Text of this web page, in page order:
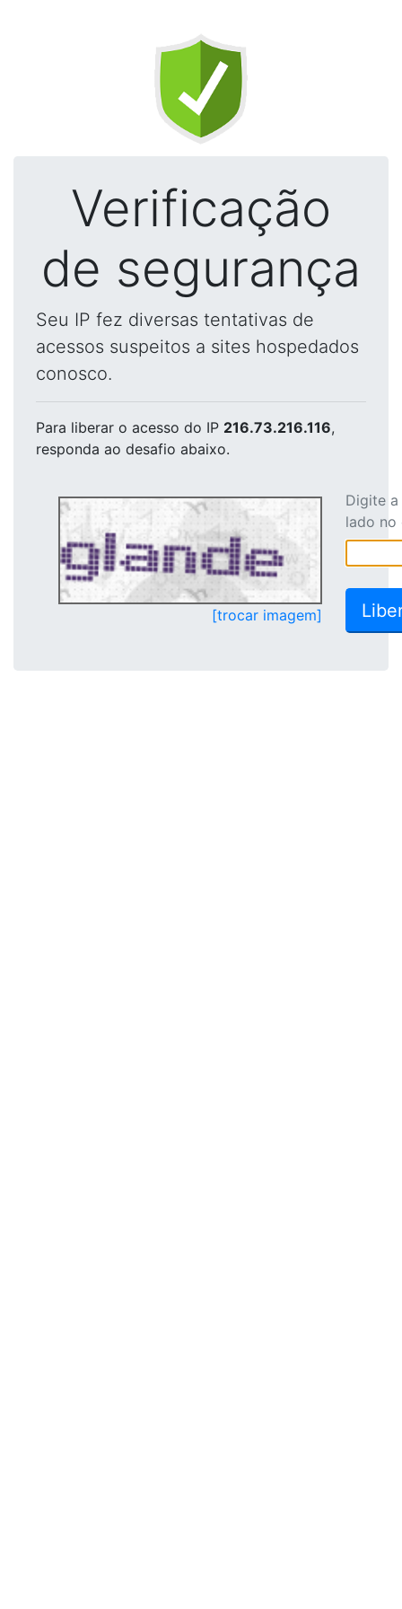
Verificação
de segurança
Seu IP fez diversas tentativas de
acessos suspeitos a sites hospedados
conosco.
Para liberar o acesso do IP 216.73.216.116,
responda ao desafio abaixo.
[trocar imagem]
Digite
lado no